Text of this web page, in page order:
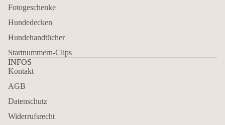
Fotogeschenke
Hundedecken
Hundehandtücher
Startnummern-Clips
INFOS
Kontakt
AGB
Datenschutz
Widerrufsrecht